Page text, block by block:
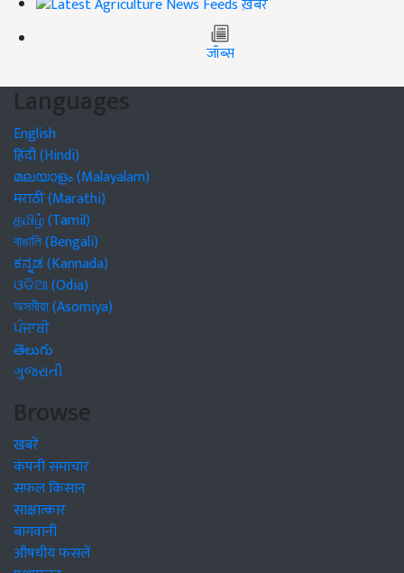
जॉब्स
Languages
English
हिंदी (Hindi)
മലയാളം (Malayalam)
मराठी (Marathi)
தமிழ் (Tamil)
বাঙালি (Bengali)
ಕನ್ನಡ (Kannada)
ଓଡିଆ (Odia)
অসমীয়া (Asomiya)
ਪੰਜਾਬੀ
తెలుగు
ગુજરાતી
Browse
खबरें
कंपनी समाचार
सफल किसान
साक्षात्कार
बागवानी
औषधीय फसलें